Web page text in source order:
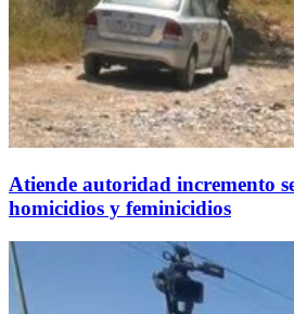
Atiende autoridad incremento
homicidios y feminicidios